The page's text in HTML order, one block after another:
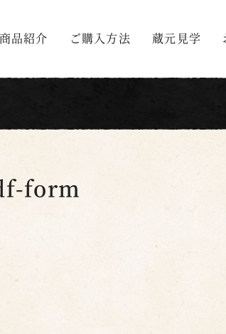
商品紹介 ご購入方法 蔵元見学
form